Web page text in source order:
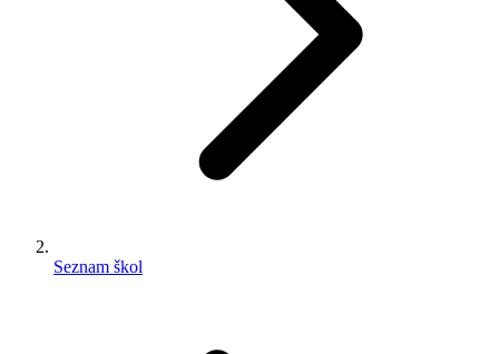
Seznam škol